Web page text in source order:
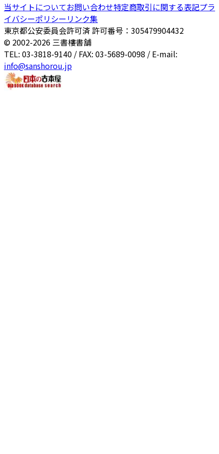
当サイトについてお問い合わせ特定商取引に関する表記プラ
イバシーポリシー リンク集
東京都公安委員会許可済 許可番号：305479904432
© 2002-2026 三書樓書舗
TEL: 03-3818-9140 / FAX: 03-5689-0098 / E-mail:
info@sanshorou.jp